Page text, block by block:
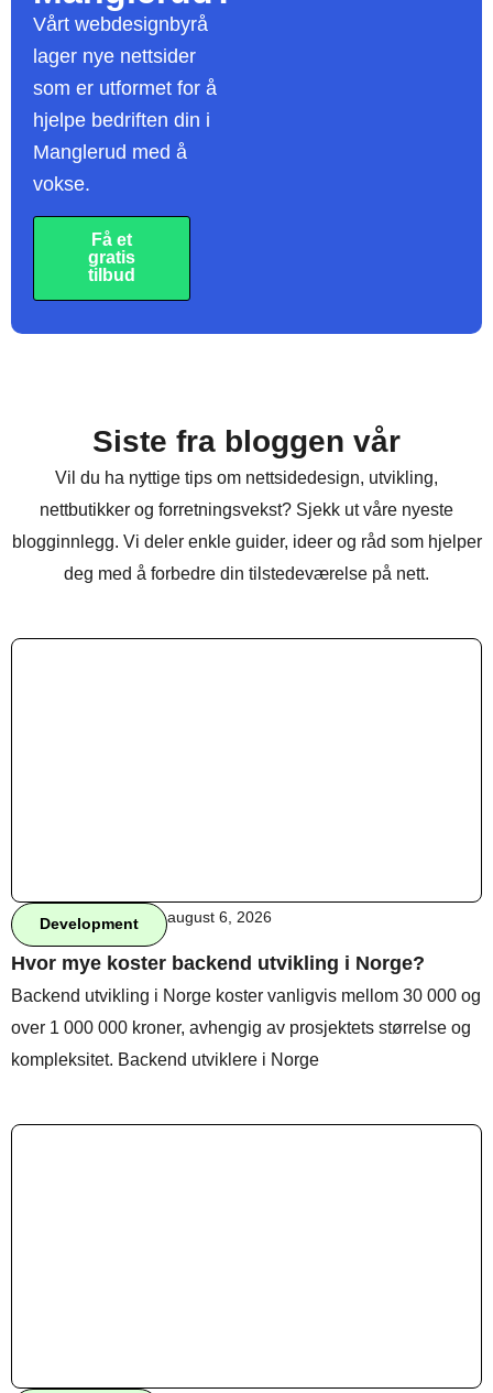
Vårt webdesignbyrå
lager nye nettsider
som er utformet for å
hjelpe bedriften din i
Manglerud med å
vokse.
Få et
gratis
tilbud
Siste fra bloggen vår
Vil du ha nyttige tips om nettsidedesign, utvikling,
nettbutikker og forretningsvekst? Sjekk ut våre nyeste
blogginnlegg. Vi deler enkle guider, ideer og råd som hjelper
deg med å forbedre din tilstedeværelse på nett.
Development august 6, 2026
Hvor mye koster backend utvikling i Norge?
Backend utvikling i Norge koster vanligvis mellom 30 000 og
over 1 000 000 kroner, avhengig av prosjektets størrelse og
kompleksitet. Backend utviklere i Norge
Behandle ditt samtykke
For å gi best mulig opplevelse bruker vi
informasjonskapsler for å lagre eller få tilgang til
enhetsdata. Å nekte samtykke kan begrense enkelte